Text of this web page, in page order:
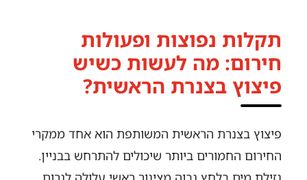
תקלות נפוצות ופעולות
חירום: מה לעשות כשיש
פיצוץ בצנרת הראשית?
פיצוץ בצנרת הראשית המשותפת הוא אחד ממקרי
החירום החמורים ביותר שיכולים להתרחש בבניין.